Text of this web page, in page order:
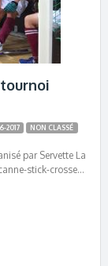
2017 NON CLASSÉ
par Servette La
stick-crosse…